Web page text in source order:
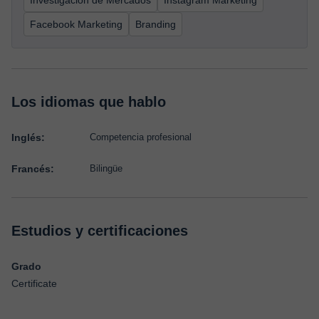
Facebook Marketing Branding
Los idiomas que hablo
Inglés: Competencia profesional
Francés: Bilingüe
Estudios y certificaciones
Grado
Certificate